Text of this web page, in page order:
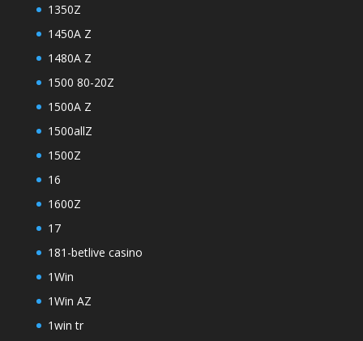
1350Z
1450A Z
1480A Z
1500 80-20Z
1500A Z
1500allZ
1500Z
16
1600Z
17
181-betlive casino
1Win
1Win AZ
1win tr